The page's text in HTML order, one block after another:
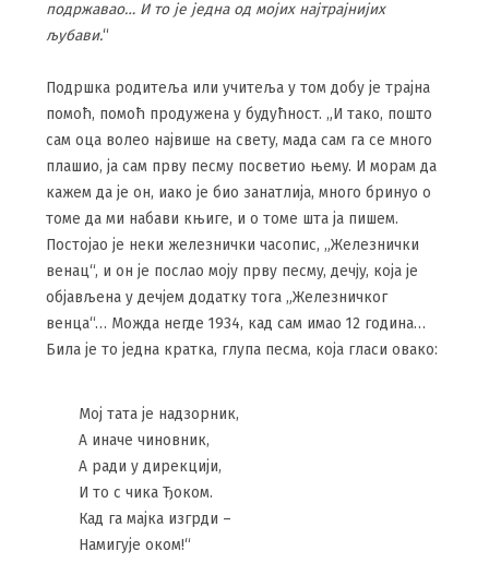
подржавао… И то је једна од мојих најтрајнијих
љубави.“
Подршка родитеља или учитеља у том добу је трајна
помоћ, помоћ продужена у будућност. „И тако, пошто
сам оца волео највише на свету, мада сам га се много
плашио, ја сам прву песму посветио њему. И морам да
кажем да је он, иако је био занатлија, много бринуо о
томе да ми набави књиге, и о томе шта ја пишем.
Постојао је неки железнички часопис, „Железнички
венац“, и он је послао моју прву песму, дечју, која је
објављена у дечјем додатку тога „Железничког
венца“… Можда негде 1934, кад сам имао 12 година…
Била је то једна кратка, глупа песма, која гласи овако:
Мој тата је надзорник,
А иначе чиновник,
А ради у дирекцији,
И то с чика Ђоком.
Кад га мајка изгрди –
Намигује оком!“